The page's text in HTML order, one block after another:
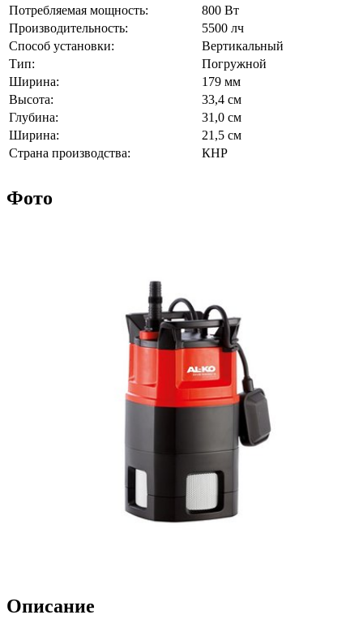
Потребляемая мощность:
800 Вт
Производительность:
5500 лч
Способ установки:
Вертикальный
Тип:
Погружной
Ширина:
179 мм
Высота:
33,4 см
Глубина:
31,0 см
Ширина:
21,5 см
Страна производства:
КНР
Фото
Описание